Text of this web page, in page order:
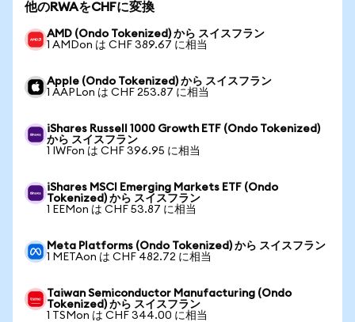
他のRWAをCHFに変換
AMD (Ondo Tokenized) から スイスフラン
1 AMDon は CHF 389.67 に相当
Apple (Ondo Tokenized) から スイスフラン
1 AAPLon は CHF 253.87 に相当
iShares Russell 1000 Growth ETF (Ondo Tokenized)
から スイスフラン
1 IWFon は CHF 396.95 に相当
iShares MSCI Emerging Markets ETF (Ondo
Tokenized) から スイスフラン
1 EEMon は CHF 53.87 に相当
Meta Platforms (Ondo Tokenized) から スイスフラン
1 METAon は CHF 482.72 に相当
Taiwan Semiconductor Manufacturing (Ondo
Tokenized) から スイスフラン
1 TSMon は CHF 344.00 に相当